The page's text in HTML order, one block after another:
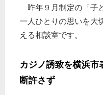
昨年９月制定の「子
一人ひとりの思いを大
える相談室です。
カジノ誘致を横浜
断許さず